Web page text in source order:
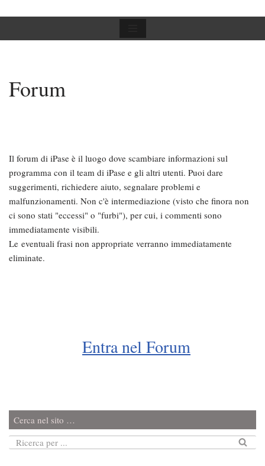
Forum
Il forum di iPase è il luogo dove scambiare informazioni sul
programma con il team di iPase e gli altri utenti. Puoi dare
suggerimenti, richiedere aiuto, segnalare problemi e
malfunzionamenti. Non c'è intermediazione (visto che finora non
ci sono stati "eccessi" o "furbi"), per cui, i commenti sono
immediatamente visibili.
Le eventuali frasi non appropriate verranno immediatamente
eliminate.
Entra nel Forum
Cerca nel sito …